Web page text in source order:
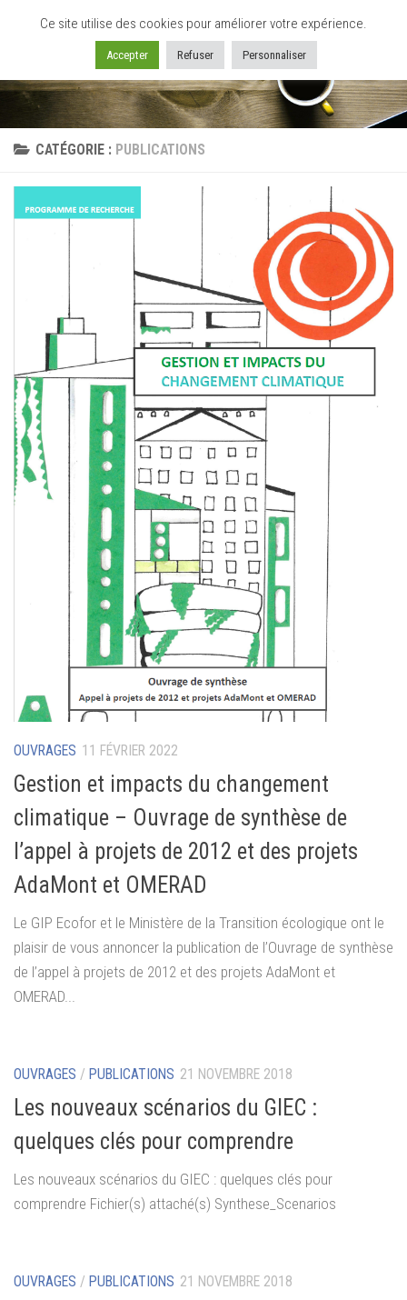
Skip to content
CATÉGORIE : PUBLICATIONS
OUVRAGES 11 FÉVRIER 2022
Gestion et impacts du changement
climatique – Ouvrage de synthèse de
l’appel à projets de 2012 et des projets
AdaMont et OMERAD
Le GIP Ecofor et le Ministère de la Transition écologique ont le
plaisir de vous annoncer la publication de l’Ouvrage de synthèse
de l’appel à projets de 2012 et des projets AdaMont et
OMERAD...
OUVRAGES / PUBLICATIONS 21 NOVEMBRE 2018
Les nouveaux scénarios du GIEC :
quelques clés pour comprendre
Les nouveaux scénarios du GIEC : quelques clés pour
comprendre Fichier(s) attaché(s) Synthese_Scenarios
OUVRAGES / PUBLICATIONS 21 NOVEMBRE 2018
Ce site utilise des cookies pour améliorer votre expérience.
Accepter Refuser Personnaliser